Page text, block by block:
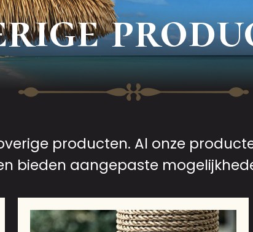
producten. Al onze
bieden aangepaste